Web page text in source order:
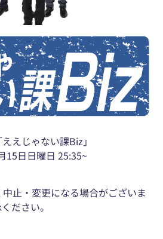
えじゃない課Biz」
15日日曜日 25:35~
止・変更になる場合がございま
ださい。